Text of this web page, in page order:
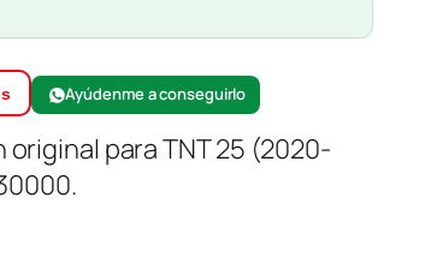
Ayúdenme a conseguirlo
para TNT 25 (2020-